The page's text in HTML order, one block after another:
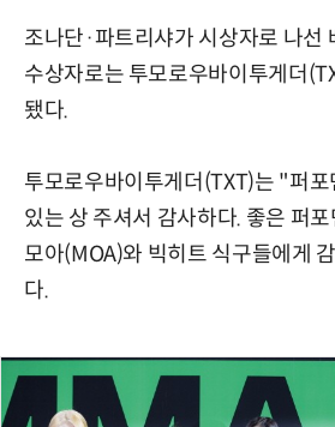
조나단·파트리샤가 시상자로 나선
수상자로는 투모로우바이투게더
됐다.
투모로우바이투게더(TXT)는 "퍼포
있는 상 주셔서 감사하다. 좋은 퍼
모아(MOA)와 빅히트 식구들에게
다.